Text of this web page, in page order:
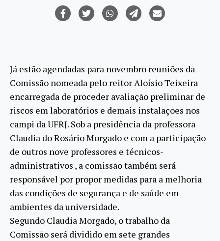
Já estão agendadas para novembro reuniões da
Comissão nomeada pelo reitor Aloísio Teixeira
encarregada de proceder avaliação preliminar de
riscos em laboratórios e demais instalações nos
campi da UFRJ. Sob a presidência da professora
Claudia do Rosário Morgado e com a participação
de outros nove professores e técnicos-
administrativos , a comissão também será
responsável por propor medidas para a melhoria
das condições de segurança e de saúde em
ambientes da universidade.
Segundo Claudia Morgado, o trabalho da
Comissão será dividido em sete grandes